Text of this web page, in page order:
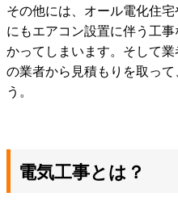
その他には、オール電化住
にもエアコン設置に伴う工
かってしまいます。そして
の業者から見積もりを取っ
う。
電気工事とは？